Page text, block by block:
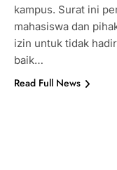
kampus. Surat ini
mahasiswa dan
izin untuk tidak
baik…
Read Full News